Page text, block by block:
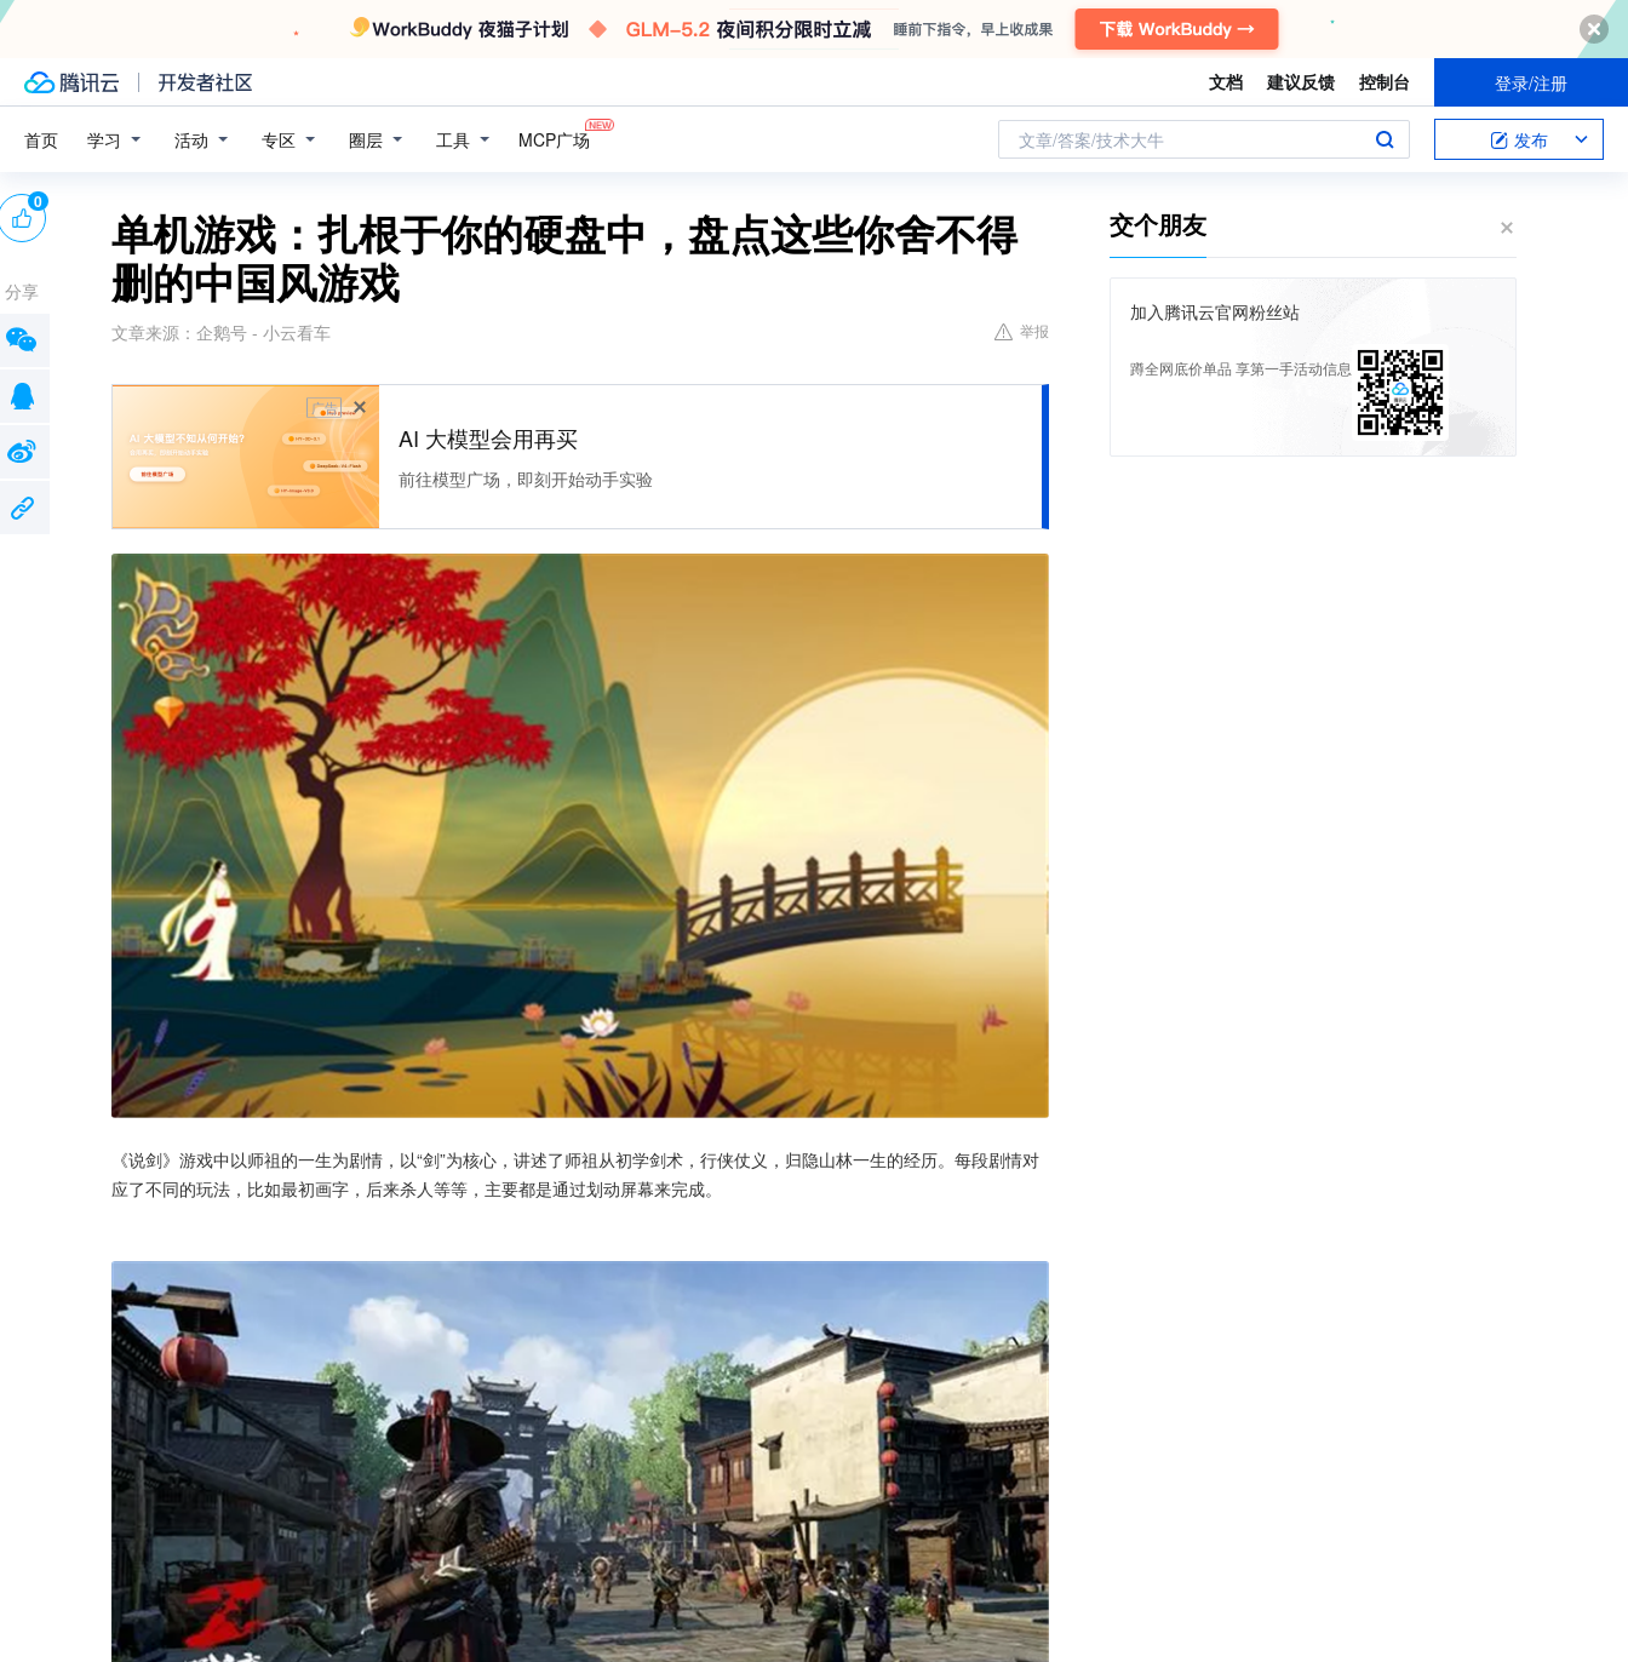
文档 建议反馈 控制台 登录/注册
首页 学习 活动 专区 圈层 工具 MCP广场 文章/答案/技术大牛 发布
单机游戏：扎根于你的硬盘中，盘点这些你舍不得
删的中国风游戏
文章来源： 企鹅号 - 小云看车 举报
广告
AI 大模型会用再买
前往模型广场，即刻开始动手实验
《说剑》游戏中以师祖的一生为剧情，以“剑”为核心，讲述了师祖从初学剑术，行侠仗义，归隐山林一生的经历。每段剧情对
应了不同的玩法，比如最初画字，后来杀人等等，主要都是通过划动屏幕来完成。
0
分享
交个朋友
加入腾讯云官网粉丝站
蹲全网底价单品 享第一手活动信息